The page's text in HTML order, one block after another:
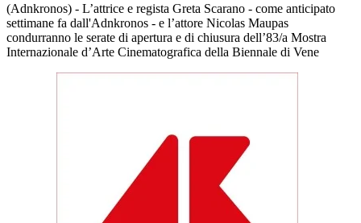
(Adnkronos) - L’attrice e regista Greta Scarano - come anticipato
settimane fa dall'Adnkronos - e l’attore Nicolas Maupas
condurranno le serate di apertura e di chiusura dell’83/a Mostra
Internazionale d’Arte Cinematografica della Biennale di Vene